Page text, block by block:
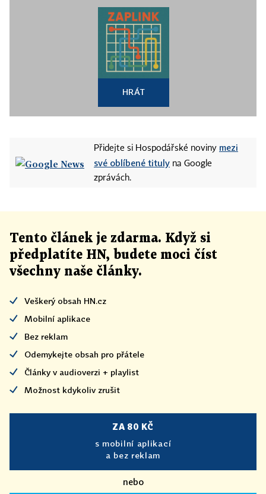
HRÁT
Přidejte si Hospodářské noviny mezi
své oblíbené tituly na Google
zprávách.
Tento článek je zdarma. Když si
předplatíte HN, budete moci číst
všechny naše články.
Veškerý obsah HN.cz
Mobilní aplikace
Bez reklam
Odemykejte obsah pro přátele
Články v audioverzi + playlist
Možnost kdykoliv zrušit
ZA 80 KČ
s mobilní aplikací
a bez reklam
nebo